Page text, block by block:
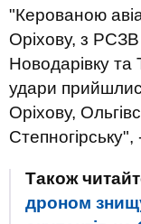
"Керованою
Оріхову, з
Новодарівку та
удари
Оріхову,
Також
дроном